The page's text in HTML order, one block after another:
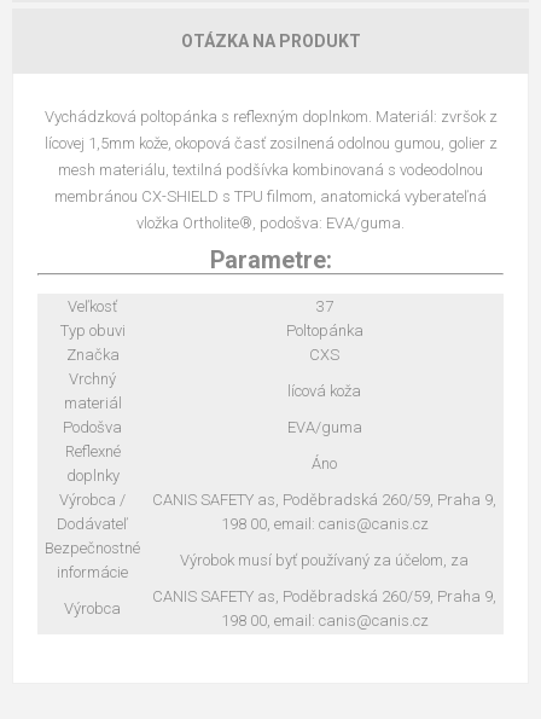
OTÁZKA NA PRODUKT
Vychádzková poltopánka s reflexným doplnkom. Materiál: zvršok z
lícovej 1,5mm kože, okopová časť zosilnená odolnou gumou, golier z
mesh materiálu, textilná podšívka kombinovaná s vodeodolnou
membránou CX-SHIELD s TPU filmom, anatomická vyberateľná
vložka Ortholite®, podošva: EVA/guma.
Parametre:
Veľkosť
37
Typ obuvi
Poltopánka
Značka
CXS
Vrchný
materiál
lícová koža
Podošva
EVA/guma
Reflexné
doplnky
Áno
Výrobca /
Dodávateľ
CANIS SAFETY as, Poděbradská 260/59, Praha 9,
198 00, email: canis@canis.cz
Bezpečnostné
informácie
Výrobok musí byť používaný za účelom, za
Výrobca
CANIS SAFETY as, Poděbradská 260/59, Praha 9,
198 00, email: canis@canis.cz